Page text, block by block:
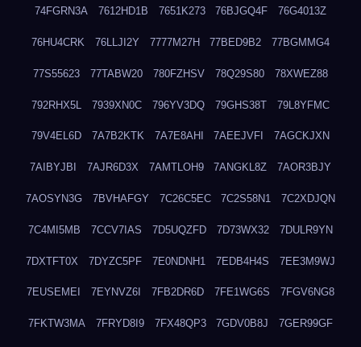
74FGRN3A 7612HD1B 7651K273 76BJGQ4F 76G4013Z
76HU4CRK 76LLJI2Y 7777M27H 77BED9B2 77BGMMG4
77S55623 77TABW20 780FZHSV 78Q29S80 78XWEZ88
792RHX5L 7939XN0C 796YV3DQ 79GHS38T 79L8YFMC
79V4EL6D 7A7B2KTK 7A7E8AHI 7AEEJVFI 7AGCKJXN
7AIBYJBI 7AJR6D3X 7AMTLOH9 7ANGKL8Z 7AOR3BJY
7AOSYN3G 7BVHAFGY 7C26C5EC 7C2S58N1 7C2XDJQN
7C4MI5MB 7CCV7IAS 7D5UQZFD 7D73WX32 7DULR9YN
7DXTFT0X 7DYZC5PF 7E0NDNH1 7EDB4H4S 7EE3M9WJ
7EUSEMEI 7EYNVZ6I 7FB2DR6D 7FE1WG6S 7FGV6NG8
7FKTW3MA 7FRYD8I9 7FX48QP3 7GDV0B8J 7GER99GF